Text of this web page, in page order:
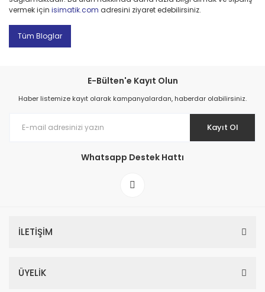
vermek için isimatik.com adresini ziyaret edebilirsiniz.
Tüm Bloglar
E-Bülten'e Kayıt Olun
Haber listemize kayıt olarak kampanyalardan, haberdar olabilirsiniz.
Kayıt Ol
Whatsapp Destek Hattı
İLETİŞİM
ÜYELİK